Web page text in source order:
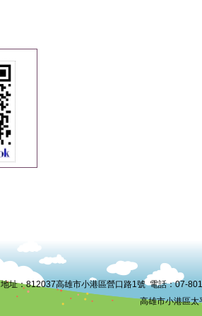
地址：812037高雄市小港區營口路1號 電話：07-
高雄市小港區太